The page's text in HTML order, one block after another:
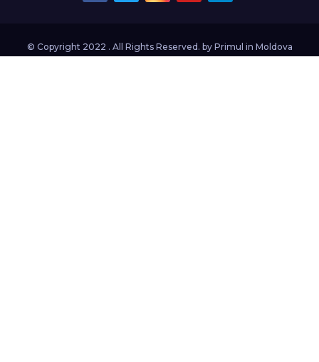
© Copyright 2022 . All Rights Reserved. by Primul in Moldova